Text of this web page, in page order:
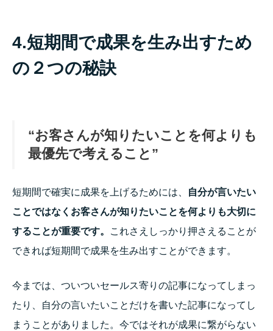
4.短期間で成果を生み出すため
の２つの秘訣
“お客さんが知りたいことを何よりも
最優先で考えること”
短期間で確実に成果を上げるためには、
自分が言いたい
ことではなくお客さんが知りたいことを何よりも大切に
することが重要です。
これさえしっかり押さえることが
できれば短期間で成果を生み出すことができます。
今までは、ついついセールス寄りの記事になってしまっ
たり、自分の言いたいことだけを書いた記事になってし
まうことがありました。今ではそれが成果に繋がらない